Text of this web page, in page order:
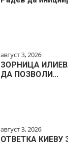
август 3, 2026
ЗОРНИЦА
ДА ПОЗВОЛИ…
август 3, 2026
ОТВЕТКА КИЕВУ